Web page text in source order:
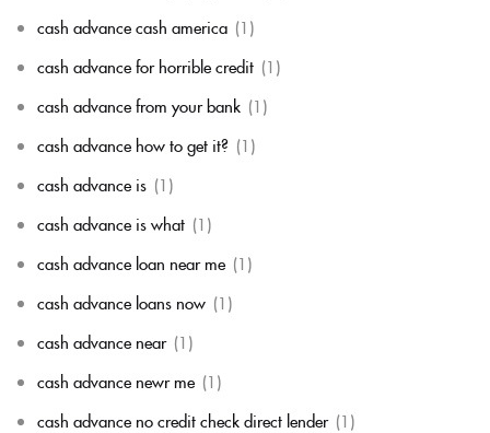
cash advance cash america (1)
cash advance for horrible credit (1)
cash advance from your bank (1)
cash advance how to get it? (1)
cash advance is (1)
cash advance is what (1)
cash advance loan near me (1)
cash advance loans now (1)
cash advance near (1)
cash advance newr me (1)
cash advance no credit check direct lender (1)